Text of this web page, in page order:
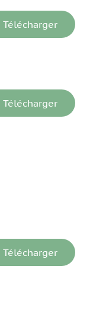
Télécharger
Télécharger
Télécharger